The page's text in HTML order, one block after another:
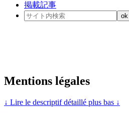
掲載記事
Mentions légales
↓ Lire le descriptif détaillé plus bas ↓